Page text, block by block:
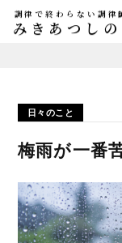
調律で終わらない調律
みきあつし
日々のこと
梅雨が一番